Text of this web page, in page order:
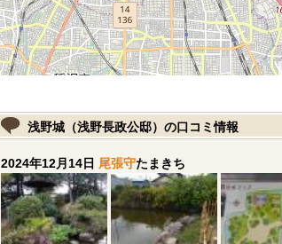
浅野城（浅野長政公邸）の口コミ情報
2024年12月14日 尾張守たまきち